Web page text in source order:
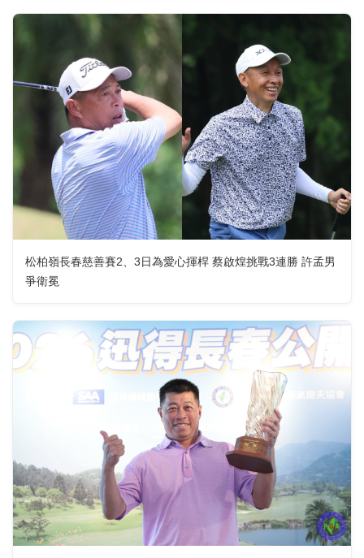
松柏嶺長春慈善賽2、3日為愛心揮桿 蔡啟煌挑戰3連勝 許孟男
爭衛冕